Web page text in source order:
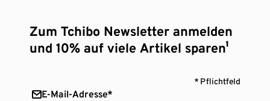
Zum Tchibo Newsletter anmelden
und 10% auf viele Artikel sparen¹
* Pflichtfeld
E-Mail-Adresse*